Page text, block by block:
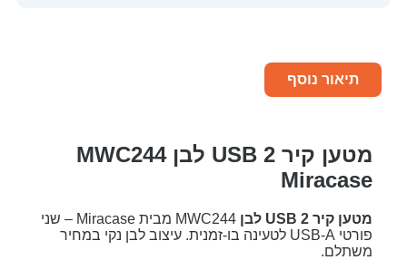
תיאור נוסף
מטען קיר 2 USB לבן MWC244
Miracase
מטען קיר 2 USB לבן
MWC244 מבית Miracase – שני
פורטי USB-A לטעינה בו-זמנית. עיצוב לבן נקי במחיר
משתלם.